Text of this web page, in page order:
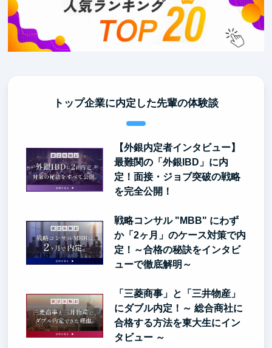
トップ企業に内定した先輩の体験談
【外銀内定者インタビュー】
最難関の「外銀IBD」に内
定！面接・ジョブ突破の戦略
を完全公開！
戦略コンサル "MBB" にわず
か「2ヶ月」のケース対策で内
定！～合格の秘訣をインタビ
ューで徹底解明～
「三菱商事」と「三井物産」
にダブル内定！～ 総合商社に
合格する方法を東大生にイン
タビュー ～